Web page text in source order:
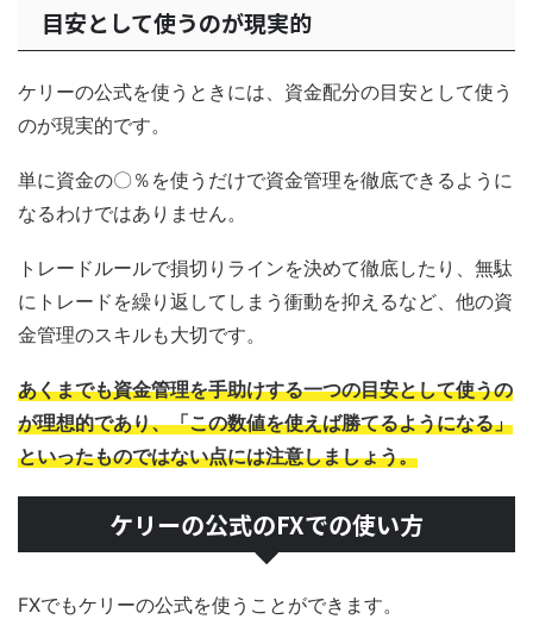
目安として使うのが現実的
ケリーの公式を使うときには、資金配分の目安として使う
のが現実的です。
単に資金の〇％を使うだけで資金管理を徹底できるように
なるわけではありません。
トレードルールで損切りラインを決めて徹底したり、無駄
にトレードを繰り返してしまう衝動を抑えるなど、他の資
金管理のスキルも大切です。
あくまでも資金管理を手助けする一つの目安として使うの
が理想的であり、「この数値を使えば勝てるようになる」
といったものではない点には注意しましょう。
ケリーの公式のFXでの使い方
FXでもケリーの公式を使うことができます。